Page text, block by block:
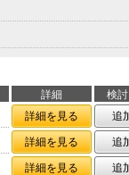
詳細
検
詳細を見る
追
詳細を見る
追
詳細を見る 追